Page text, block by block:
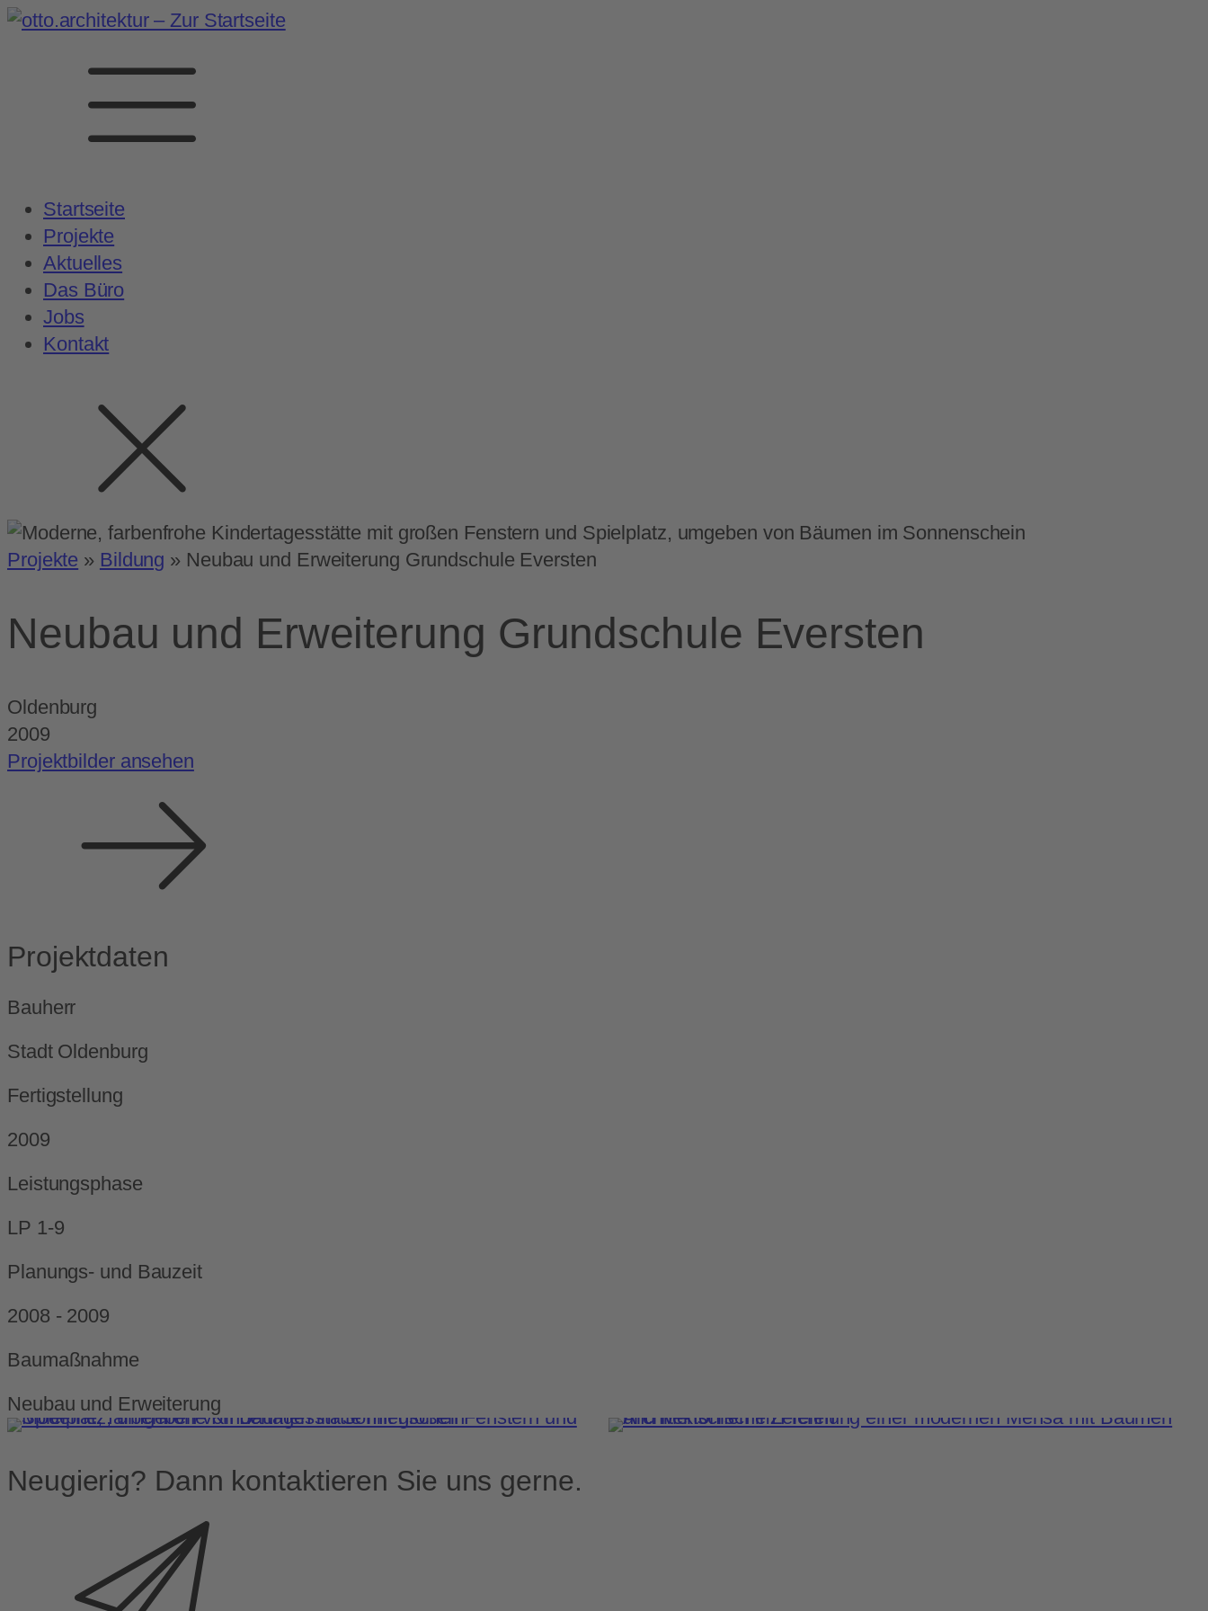
Startseite
Projekte
Aktuelles
Das Büro
Jobs
Kontakt
Projekte » Bildung » Neubau und Erweiterung Grundschule Eversten
Neubau und Erweiterung Grundschule Eversten
Oldenburg
2009
Projektbilder ansehen
Projektdaten
Bauherr
Stadt Oldenburg
Fertigstellung
2009
Leistungsphase
LP 1-9
Planungs- und Bauzeit
2008 - 2009
Baumaßnahme
Neubau und Erweiterung
Neugierig? Dann kontaktieren Sie uns gerne.